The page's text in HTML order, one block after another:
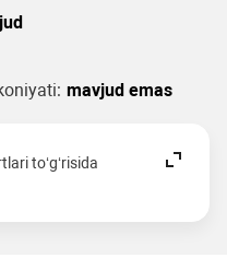
mavjud emas
to‘g‘risida